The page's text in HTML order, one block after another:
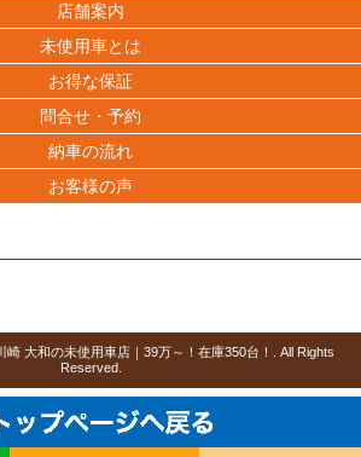
店舗案内
未使用車とは
お得な保証
問合せ・予約
納車の流れ
お客様の声
崎 大和の未使用車店｜39万～！在庫350台！
. All Rights
Reserved.